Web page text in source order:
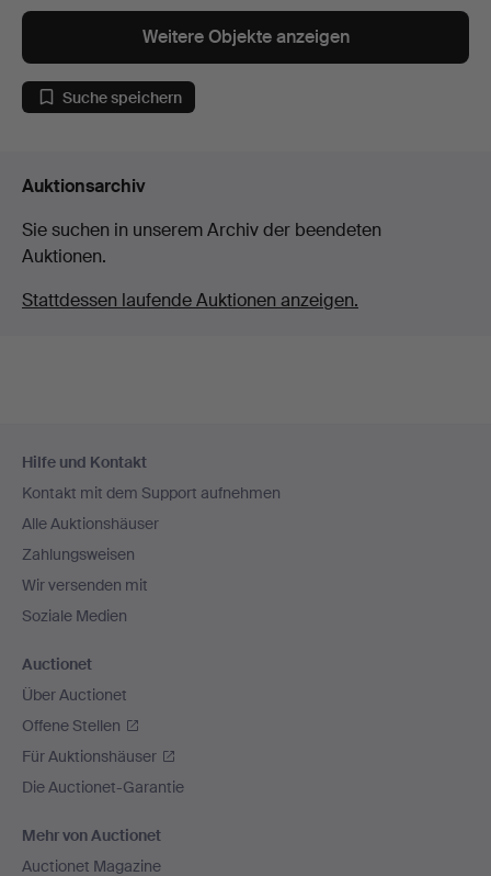
Weitere Objekte anzeigen
Suche speichern
Auktionsarchiv
Sie suchen in unserem Archiv der beendeten
Auktionen.
Stattdessen laufende Auktionen anzeigen.
Navigation
Hilfe und Kontakt
Kontakt mit dem Support aufnehmen
Alle Auktionshäuser
Zahlungsweisen
Wir versenden mit
Soziale Medien
Auctionet
Über Auctionet
Offene Stellen
Für Auktionshäuser
Die Auctionet-Garantie
Mehr von Auctionet
Auctionet Magazine